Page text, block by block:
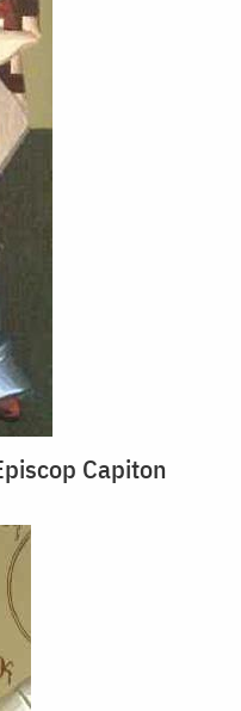
Capiton